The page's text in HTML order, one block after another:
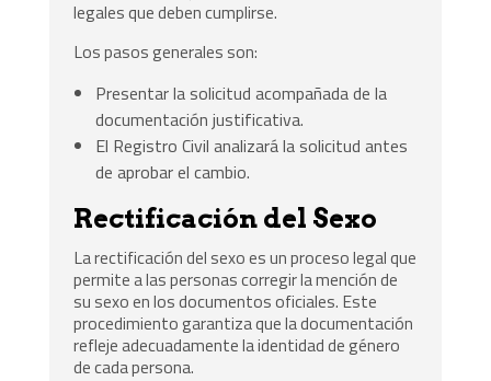
legales que deben cumplirse.
Los pasos generales son:
Presentar la solicitud acompañada de la
documentación justificativa.
El Registro Civil analizará la solicitud antes
de aprobar el cambio.
Rectificación del Sexo
La rectificación del sexo es un proceso legal que
permite a las personas corregir la mención de
su sexo en los documentos oficiales. Este
procedimiento garantiza que la documentación
refleje adecuadamente la identidad de género
de cada persona.